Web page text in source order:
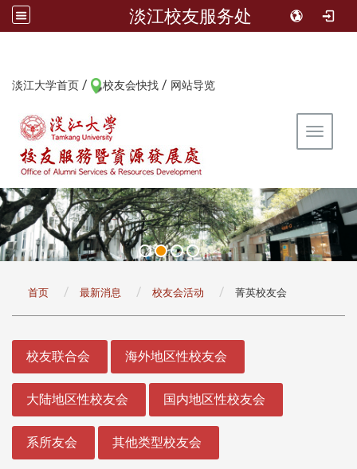
淡江校友服务处
淡江大学首页 / 校友会快找 / 网站导览
Toggle
首页 最新消息 校友会活动 菁英校友会
校友联合会 海外地区性校友会
大陆地区性校友会 国内地区性校友会
系所友会 其他类型校友会